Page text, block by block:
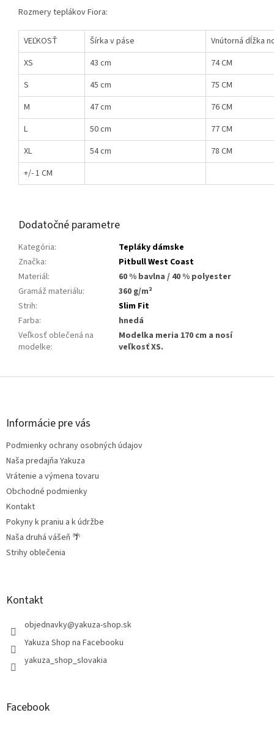
Rozmery teplákov Fiora:
VEĽKOSŤ Šírka v páse
Vnútorná dĺžka
XS
43 cm
74 CM
S
45 cm
75 CM
M
47 cm
76 CM
L
50 cm
77 CM
XL
54 cm
78 CM
+/- 1 CM
Dodatočné parametre
Kategória:
Tepláky dámske
Značka:
Pitbull West Coast
Materiál:
60 % bavlna / 40 % polyester
Gramáž materiálu:
360 g/m²
Strih:
Slim Fit
Farba:
hnedá
Veľkosť oblečená na
modelke:
Modelka meria 170 cm a nosí
veľkosť XS.
Z
Informácie pre vás
Podmienky ochrany osobných údajov
Naša predajňa Yakuza
Vrátenie a výmena tovaru
Obchodné podmienky
Kontakt
Pokyny k praniu a k údržbe
Naša druhá vášeň 🌴
Strihy oblečenia
Kontakt
objednavky@yakuza-shop.sk
Yakuza Shop na Facebooku
yakuza_shop_slovakia
Facebook